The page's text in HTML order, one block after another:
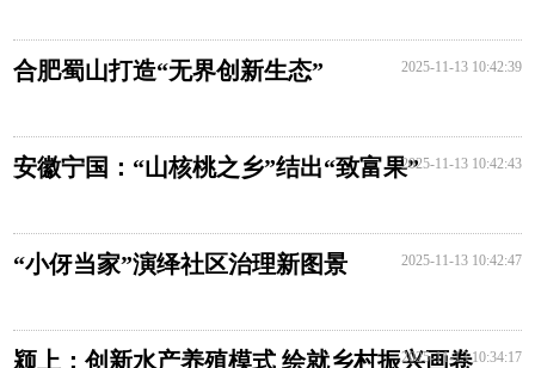
合肥蜀山打造“无界创新生态” 2025-11-13 10:42:39
安徽宁国：“山核桃之乡”结出“致富果”2025-11-13 10:42:43
“小伢当家”演绎社区治理新图景​ 2025-11-13 10:42:47
颍上：创新水产养殖模式 绘就乡村振兴画卷
2025-11-13 10:34:17